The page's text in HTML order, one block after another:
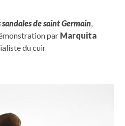
sandales de saint Germain,
par Marquita
du cuir